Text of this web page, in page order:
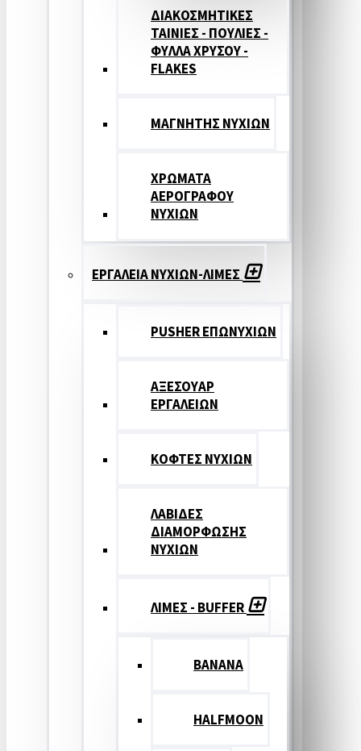
ΔΙΑΚΟΣΜΗΤΙΚΕΣ
ΤΑΙΝΙΕΣ - ΠΟΥΛΙΕΣ -
ΦΥΛΛΑ ΧΡΥΣΟΥ -
FLAKES
ΜΑΓΝΗΤΗΣ ΝΥΧΙΩΝ
ΧΡΩΜΑΤΑ
ΑΕΡΟΓΡΑΦΟΥ
ΝΥΧΙΩΝ
ΕΡΓΑΛΕΙΑ ΝΥΧΙΩΝ-ΛΙΜΕΣ
PUSHER ΕΠΩΝΥΧΙΩΝ
ΑΞΕΣΟΥΑΡ
ΕΡΓΑΛΕΙΩΝ
ΚΟΦΤΕΣ ΝΥΧΙΩΝ
ΛΑΒΙΔΕΣ
ΔΙΑΜΟΡΦΩΣΗΣ
ΝΥΧΙΩΝ
ΛΙΜΕΣ - BUFFER
BANANA
HALFMOON